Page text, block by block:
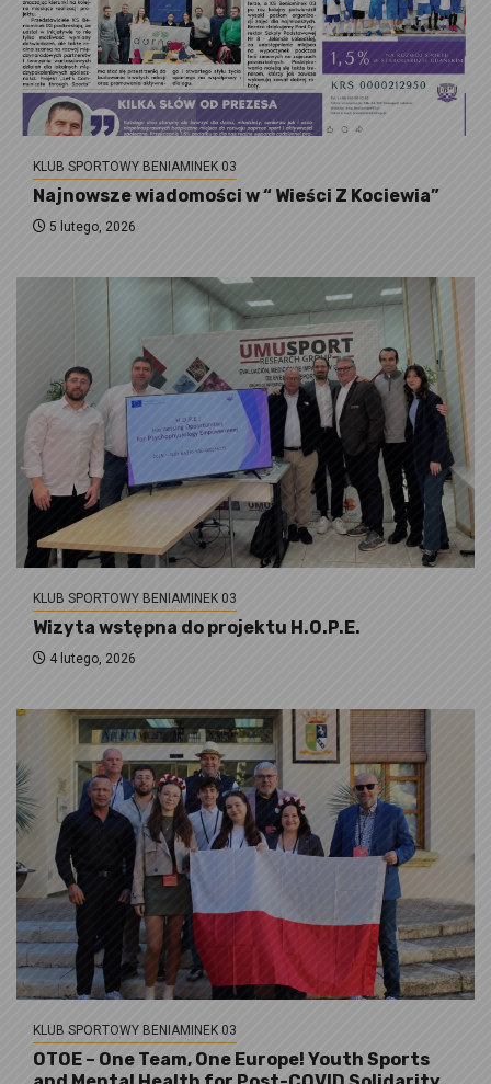
KLUB SPORTOWY BENIAMINEK 03
Najnowsze wiadomości w “ Wieści Z Kociewia”
5 lutego, 2026
KLUB SPORTOWY BENIAMINEK 03
Wizyta wstępna do projektu H.O.P.E.
4 lutego, 2026
KLUB SPORTOWY BENIAMINEK 03
OTOE – One Team, One Europe! Youth Sports